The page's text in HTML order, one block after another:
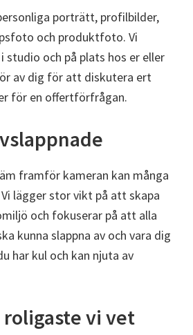
porträtt, profilbilder,
och produktfoto. Vi
och på plats hos er eller
av dig för att diskutera ert
för en offertförfrågan.
framför kameran kan många
lägger stor vikt på att skapa
och fokuserar på att alla
kunna slappna av och vara dig
har kul och kan njuta av
roligaste vi vet